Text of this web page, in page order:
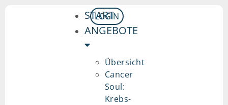
START
ANGEBOTE
Übersicht
Cancer
Soul:
Krebs-
LOGIN